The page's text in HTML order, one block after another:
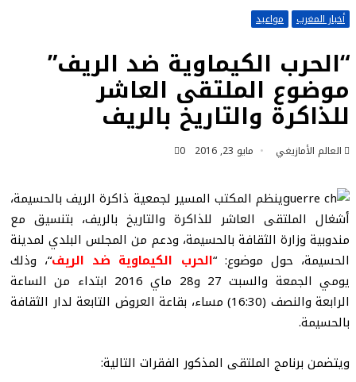
أخبار المغرب مواعيد
“الحرب الكيماوية ضد الريف”
موضوع الملتقى العاشر
للذاكرة والتاريخ بالريف
العالم الأمازيغي مايو 23, 2016 0
ينظم المكتب المسير لجمعية ذاكرة الريف بالحسيمة،
أشغال الملتقى العاشر للذاكرة والتاريخ بالريف، بتنسيق مع
مندوبية وزارة الثقافة بالحسيمة، ودعم من المجلس البلدي لمدينة
الحسيمة، حول موضوع: “ الحرب الكيماوية ضد الريف“، وذلك
يومي الجمعة والسبت 27 و28 ماي 2016 ابتداء من الساعة
الرابعة والنصف (16:30) مساء، بقاعة العروض التابعة لدار الثقافة
بالحسيمة.
ويتضمن برنامج الملتقى المذكور الفقرات التالية: